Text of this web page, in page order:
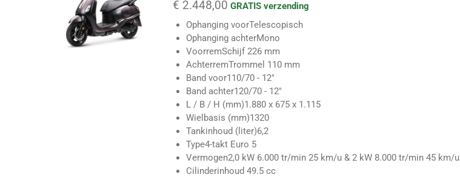
€ 2.448,00 GRATIS verzending
Ophanging voorTelescopisch
Ophanging achterMono
VoorremSchijf 226 mm
AchterremTrommel 110 mm
Band voor110/70 - 12"
Band achter120/70 - 12"
L / B / H (mm)1.880 x 675 x 1.115
Wielbasis (mm)1320
Tankinhoud (liter)6,2
Type4-takt Euro 5
Vermogen2,0 kW 6.000 tr/min 25 km/u & 2 kW 8.000 tr/min 45 km/u
Cilinderinhoud 49.5 cc